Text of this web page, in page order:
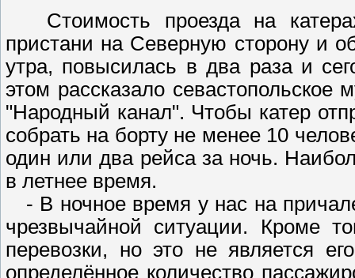
Стоимость проезда на
пристани на Северную сторону и
утра, повысилась в два раза и
этом рассказало севастопольское
"Народный канал". Чтобы катер
собрать на борту не менее 10
один или два рейса за ночь.
в летнее время.
- В ночное время у нас на
чрезвычайной ситуации. Кроме
перевозки, но это не является
определённое количество